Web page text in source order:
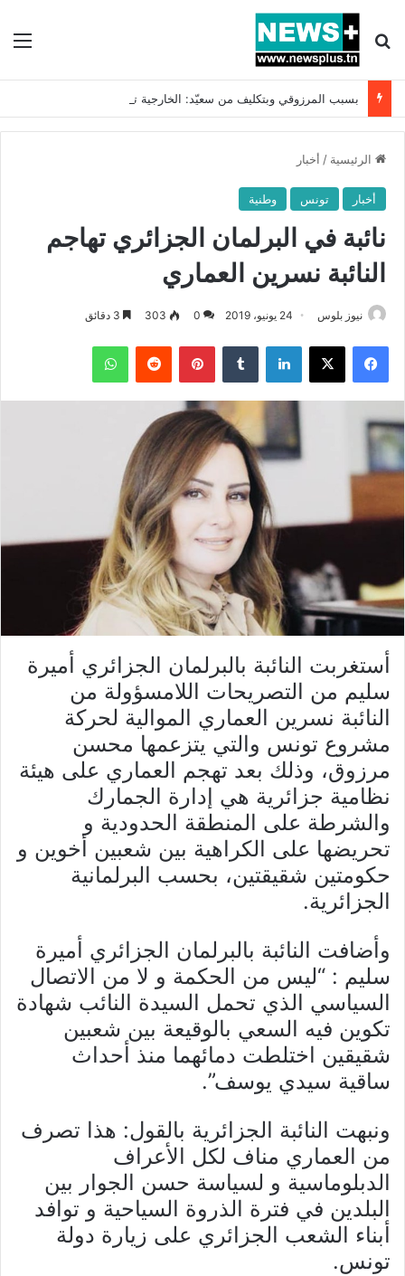
بحث عن
الرئيسية / أخبار
أخبار تونس وطنية
نائبة في البرلمان الجزائري تهاجم
النائبة نسرين العماري
نيوز بلوس 24 يونيو، 2019 0
303
فيسبوك X لينكدإن بينتيريست واتساب
أستغربت النائبة بالبرلمان الجزائري أميرة
سليم من التصريحات اللامسؤولة من
النائبة نسرين العماري الموالية لحركة
مشروع تونس والتي يتزعمها محسن
مرزوق، وذلك بعد تهجم العماري على هيئة
نظامية جزائرية هي إدارة الجمارك
والشرطة على المنطقة الحدودية و
تحريضها على الكراهية بين شعبين أخوين و
حكومتين شقيقتين، بحسب البرلمانية
الجزائرية.
وأضافت النائبة بالبرلمان الجزائري أميرة
سليم : “ليس من الحكمة و لا من الاتصال
السياسي الذي تحمل السيدة النائب شهادة
تكوين فيه السعي بالوقيعة بين شعبين
شقيقين اختلطت دمائهما منذ أحداث
ساقية سيدي يوسف”.
ونبهت النائبة الجزائرية بالقول: هذا تصرف
من العماري مناف لكل الأعراف
الدبلوماسية و لسياسة حسن الجوار بين
البلدين في فترة الذروة السياحية و توافد
أبناء الشعب الجزائري على زيارة دولة
تونس.